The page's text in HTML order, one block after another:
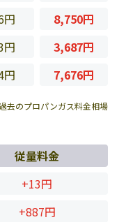
円
8,750円
円
3,687円
円 7,676円
去のプロパンガス料金相場
従量料金
+13円
+887円